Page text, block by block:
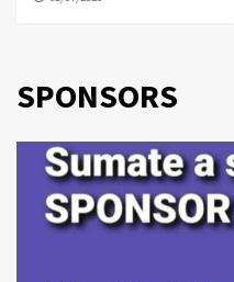
SPONSORS